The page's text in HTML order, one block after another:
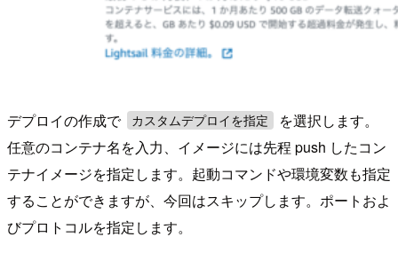
デプロイの作成で カスタムデプロイを指定
を選択します。
任意のコンテナ名を入力、イメージには先程 push したコン
テナイメージを指定します。起動コマンドや環境変数も指定
することができますが、今回はスキップします。ポートおよ
びプロトコルを指定します。